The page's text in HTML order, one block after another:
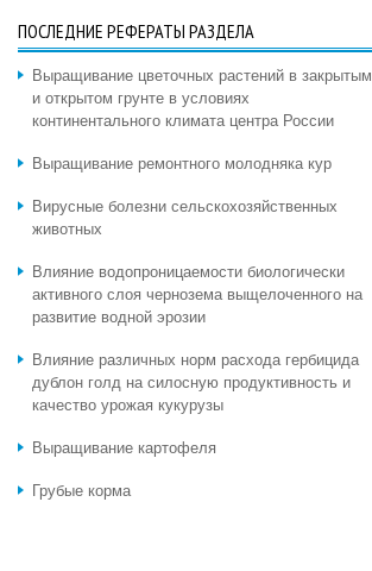
ПОСЛЕДНИЕ РЕФЕРАТЫ РАЗДЕЛА
Выращивание цветочных растений в закрытым
и открытом грунте в условиях
континентального климата центра России
Выращивание ремонтного молодняка кур
Вирусные болезни сельскохозяйственных
животных
Влияние водопроницаемости биологически
активного слоя чернозема выщелоченного на
развитие водной эрозии
Влияние различных норм расхода гербицида
дублон голд на силосную продуктивность и
качество урожая кукурузы
Выращивание картофеля
Грубые корма